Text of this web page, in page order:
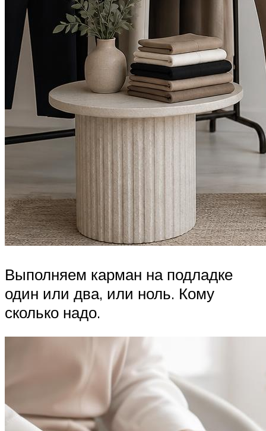
Выполняем карман на подладке
один или два, или ноль. Кому
сколько надо.